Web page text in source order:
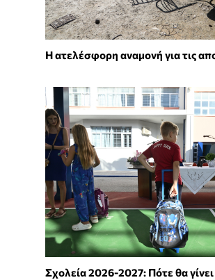
Η ατελέσφορη αναμονή για τις
Σχολεία 2026-2027: Πότε θα γίνει